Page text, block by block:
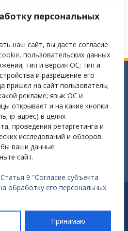
персональных
наш сайт, вы даете согласие
, пользовательских данных
тип и версия ОС; тип и
и разрешение его
пришел на сайт пользователь;
рекламе; язык ОС и
открывает и на какие кнопки
ip-адрес) в целях
проведения ретаргетинга и
исследований и обзоров.
ваши данные
сайт.
9 "Согласие субъекта
обработку его персональных
Принимаю
Правительства РФ № 582
сайта
в ИТС «Интернет»
на нем информации»
от 14.08.2020 №831
Александр Викторович E-mail:
Education Hub автор: